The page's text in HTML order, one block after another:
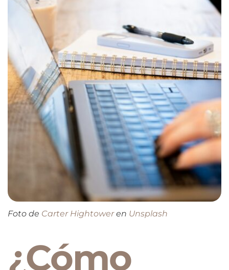
Foto de Carter Hightoweren Unsplash
¿Cómo